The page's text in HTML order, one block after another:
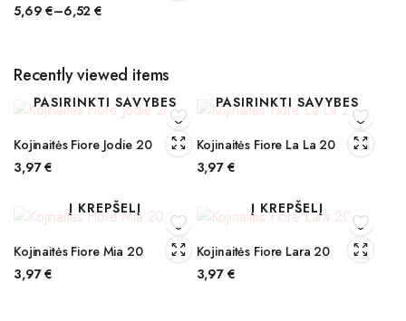
5,69€–6,52€
5,69 €
through
6,52 €
Recently viewed items
PASIRINKTI SAVYBES
Kojinaitės Fiore Jodie 20
3,97€
PASIRINKTI SAVYBES
Kojinaitės Fiore La La 20
3,97 €
Į KREPŠELĮ
Kojinaitės Fiore Mia 20
3,97€
Į KREPŠELĮ
Kojinaitės Fiore Lara 20
3,97 €